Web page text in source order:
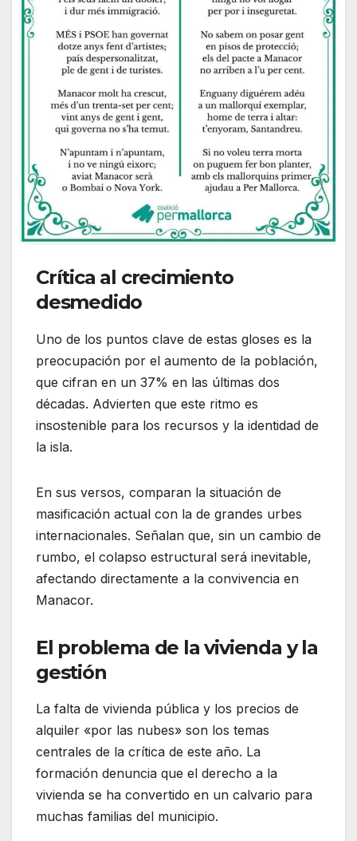
Crítica al crecimiento
desmedido
Uno de los puntos clave de estas gloses es la
preocupación por el aumento de la población,
que cifran en un 37% en las últimas dos
décadas. Advierten que este ritmo es
insostenible para los recursos y la identidad de
la isla.
En sus versos, comparan la situación de
masificación actual con la de grandes urbes
internacionales. Señalan que, sin un cambio de
rumbo, el colapso estructural será inevitable,
afectando directamente a la convivencia en
Manacor.
El problema de la vivienda y la
gestión
La falta de vivienda pública y los precios de
alquiler «por las nubes» son los temas
centrales de la crítica de este año. La
formación denuncia que el derecho a la
vivienda se ha convertido en un calvario para
muchas familias del municipio.